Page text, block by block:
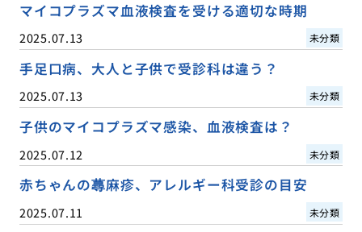
マイコプラズマ血液検査を受ける適切な時期
2025.07.13 未分類
手足口病、大人と子供で受診科は違う？
2025.07.13 未分類
子供のマイコプラズマ感染、血液検査は？
2025.07.12 未分類
赤ちゃんの蕁麻疹、アレルギー科受診の目安
2025.07.11 未分類